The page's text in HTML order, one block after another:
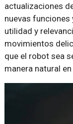
actualizaciones
nuevas
utilidad y
movimientos
que el robot sea
manera natural